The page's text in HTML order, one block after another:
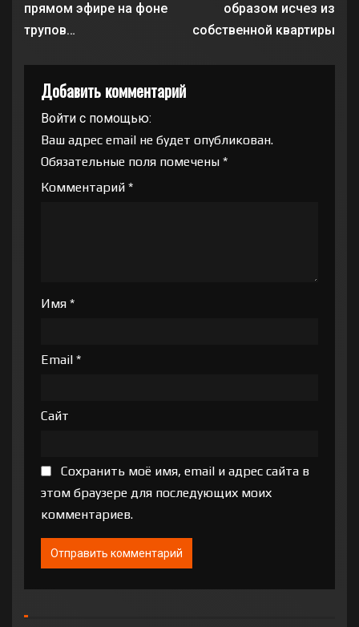
прямом эфире на фоне
трупов…
образом исчез из
собственной квартиры
Добавить комментарий
Войти с помощью:
Ваш адрес email не будет опубликован.
Обязательные поля помечены *
Комментарий *
Имя *
Email *
Сайт
Сохранить моё имя, email и адрес сайта в
этом браузере для последующих моих
комментариев.